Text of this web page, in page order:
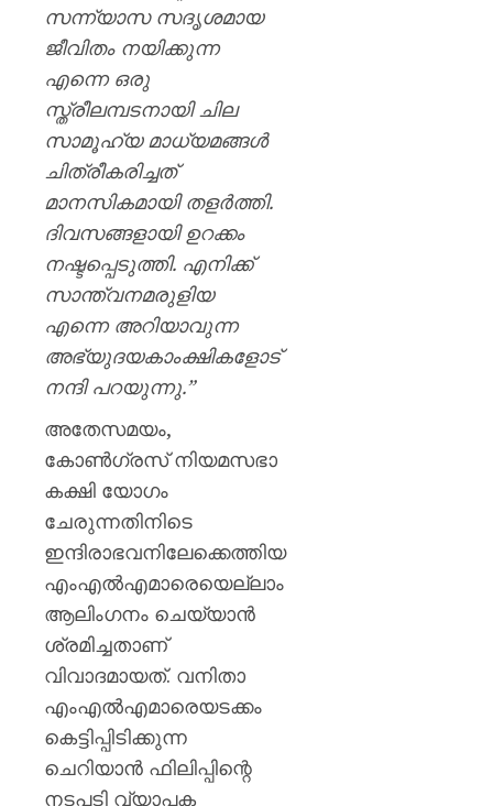
സന്ന്യാസ സദൃശമായ
ജീവിതം നയിക്കുന്ന
എന്നെ ഒരു
സ്ത്രീലമ്പടനായി ചില
സാമൂഹ്യ മാധ്യമങ്ങൾ
ചിത്രീകരിച്ചത്
മാനസികമായി തളർത്തി.
ദിവസങ്ങളായി ഉറക്കം
നഷ്ടപ്പെടുത്തി. എനിക്ക്
സാന്ത്വനമരുളിയ
എന്നെ അറിയാവുന്ന
അഭ്യുദയകാംക്ഷികളോട്
നന്ദി പറയുന്നു.”
അതേസമയം,
കോൺഗ്രസ് നിയമസഭാ
കക്ഷി യോഗം
ചേരുന്നതിനിടെ
ഇന്ദിരാഭവനിലേക്കെത്തിയ
എംഎൽഎമാരെയെല്ലാം
ആലിം​ഗനം ചെയ്യാൻ
ശ്രമിച്ചതാണ്
വിവാദമായത്. വനിതാ
എംഎൽഎമാരെയടക്കം
കെട്ടിപ്പിടിക്കുന്ന
ചെറിയാൻ ഫിലിപ്പിന്റെ
നടപടി വ്യാപക